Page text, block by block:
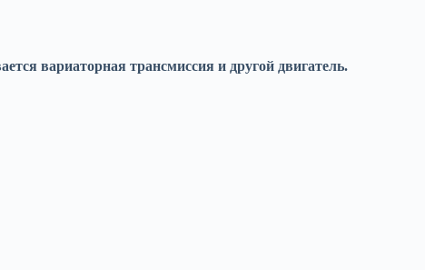
вариаторная трансмиссия и другой двигатель.